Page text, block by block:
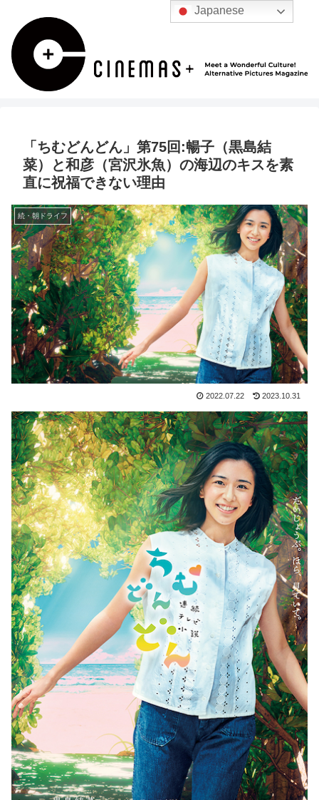
「ちむどんどん」第75回:暢子（黒島結
菜）と和彦（宮沢氷魚）の海辺のキスを素
直に祝福できない理由
続・朝ドライフ
2022.07.22 2023.10.31
Japanese